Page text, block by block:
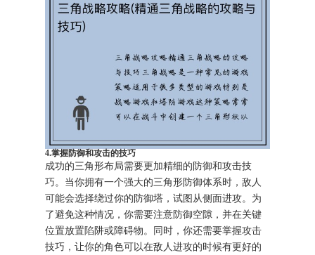
4.掌握防御和攻击的技巧
成功的三角形布局需要更加精细的防御和攻击技
巧。当你拥有一个强大的三角形防御体系时，敌人
可能会选择绕过你的防御塔，试图从侧面进攻。为
了避免这种情况，你需要注意防御空隙，并在关键
位置放置陷阱或障碍物。同时，你还需要掌握攻击
技巧，让你的角色可以在敌人进攻的时候有更好的